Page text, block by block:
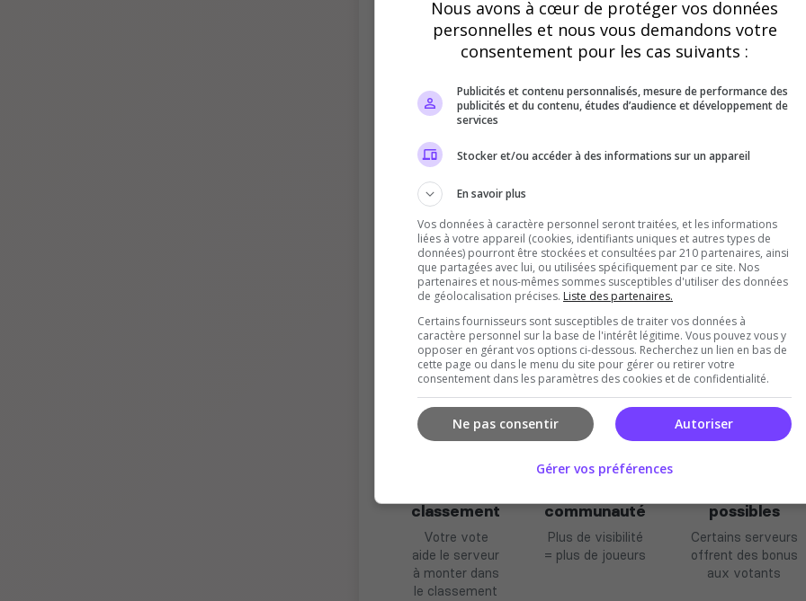
Vérification
Requis
Cette étape nous aide à lutter contre les votes
automatisés
Pourquoi voter pour kentainetv ?
classement
Votre vote
aide le serveur
à monter dans
le classement
communauté
Plus de visibilité
= plus de joueurs
possibles
Certains serveurs
offrent des bonus
aux votants
Nous avons à cœur de protéger vos données
personnelles et nous vous demandons votre
consentement pour les cas suivants :
Publicités et contenu personnalisés, mesure de performance des
publicités et du contenu, études d’audience et développement de
services
Stocker et/ou accéder à des informations sur un appareil
En savoir plus
Vos données à caractère personnel seront traitées, et les informations
liées à votre appareil (cookies, identifiants uniques et autres types de
données) pourront être stockées et consultées par 210 partenaires, ainsi
que partagées avec lui, ou utilisées spécifiquement par ce site. Nos
partenaires et nous-mêmes sommes susceptibles d'utiliser des données
de géolocalisation précises. Liste des partenaires.
Certains fournisseurs sont susceptibles de traiter vos données à
caractère personnel sur la base de l'intérêt légitime. Vous pouvez vous y
opposer en gérant vos options ci-dessous. Recherchez un lien en bas de
cette page ou dans le menu du site pour gérer ou retirer votre
consentement dans les paramètres des cookies et de confidentialité.
Autoriser
Ne pas consentir
Gérer vos préférences